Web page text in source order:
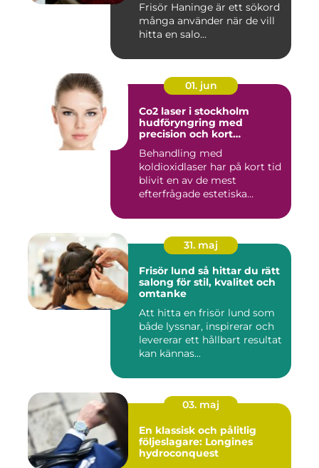
Frisör Haninge är ett sökord
många använder när de vill
hitta en salo...
01. jun
Co2 laser i stockholm
hudföryngring med
precision och kort
Behandling med
koldioxidlaser har på kort tid
blivit en av de mest
efterfrågade estetiska
31. maj
Frisör lund så hittar du rätt
salong för stil, kvalitet och
omtanke
Att hitta en frisör lund som
både lyssnar, inspirerar och
levererar ett hållbart resultat
kan kännas...
03. maj
En klassisk och pålitlig
följeslagare: Longines
hydroconquest